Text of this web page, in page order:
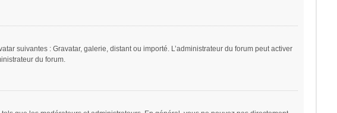
suivantes : Gravatar, galerie, distant ou importé. L’administrateur du forum peut activer
du forum.